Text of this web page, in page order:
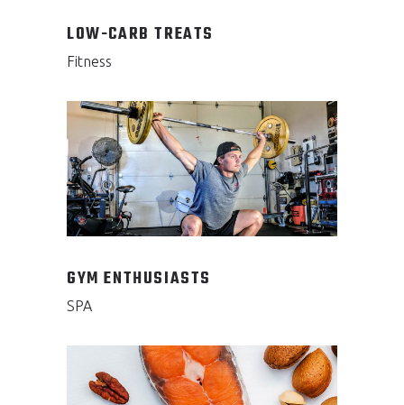
LOW-CARB TREATS
Fitness
GYM ENTHUSIASTS
SPA